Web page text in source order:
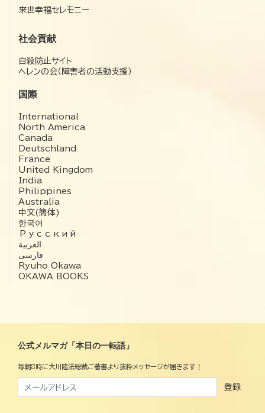
来世幸福セレモニー
社会貢献
自殺防止サイト
ヘレンの会（障害者の活動支援）
国際
International
North America
Canada
Deutschland
France
United Kingdom
India
Philippines
Australia
中文(簡体)
한국어
Русский
العربية‏
فارسی
Ryuho Okawa
OKAWA BOOKS
公式メルマガ「本日の一転語」
毎朝8時に大川隆法総裁ご著書より抜粋メッセージが届きます！
登録